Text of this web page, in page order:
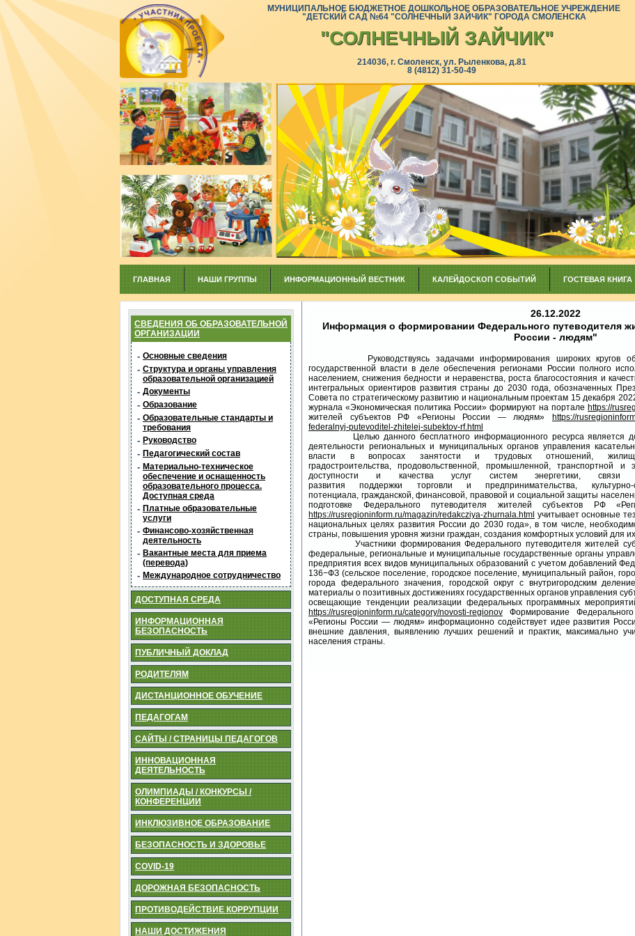
214036, г. Смоленск, ул. Рыленкова, д.81
8 (4812) 31-50-49
"СОЛНЕЧНЫЙ ЗАЙЧИК"
МУНИЦИПАЛЬНОЕ БЮДЖЕТНОЕ ДОШКОЛЬНОЕ ОБРАЗОВАТЕЛЬНОЕ УЧРЕЖДЕНИЕ
"ДЕТСКИЙ САД №64 "СОЛНЕЧНЫЙ ЗАЙЧИК" ГОРОДА СМОЛЕНСКА
ГЛАВНАЯ НАШИ ГРУППЫ ИНФОРМАЦИОННЫЙ ВЕСТНИК КАЛЕЙДОСКОП СОБЫТИЙ ГОСТЕВАЯ КНИГА
СВЕДЕНИЯ ОБ ОБРАЗОВАТЕЛЬНОЙ
ОРГАНИЗАЦИИ
- Основные сведения
- Структура и органы управления
образовательной организацией
- Документы
- Образование
- Образовательные стандарты и
требования
- Руководство
- Педагогический состав
- Материально-техническое
обеспечение и оснащенность
образовательного процесса.
Доступная среда
- Платные образовательные
услуги
- Финансово-хозяйственная
деятельность
- Вакантные места для приема
(перевода)
- Международное сотрудничество
ДОСТУПНАЯ СРЕДА
ИНФОРМАЦИОННАЯ
БЕЗОПАСНОСТЬ
ПУБЛИЧНЫЙ ДОКЛАД
РОДИТЕЛЯМ
ДИСТАНЦИОННОЕ ОБУЧЕНИЕ
ПЕДАГОГАМ
САЙТЫ / СТРАНИЦЫ ПЕДАГОГОВ
ИННОВАЦИОННАЯ
ДЕЯТЕЛЬНОСТЬ
ОЛИМПИАДЫ / КОНКУРСЫ /
КОНФЕРЕНЦИИ
ИНКЛЮЗИВНОЕ ОБРАЗОВАНИЕ
БЕЗОПАСНОСТЬ И ЗДОРОВЬЕ
COVID-19
ДОРОЖНАЯ БЕЗОПАСНОСТЬ
ПРОТИВОДЕЙСТВИЕ КОРРУПЦИИ
НАШИ ДОСТИЖЕНИЯ
26.12.2022
Информация о формировании Федерального путеводителя
России - людям"
Руководствуясь задачами информирования широких кругов
государственной власти в деле обеспечения регионами России полного
населением, снижения бедности и неравенства, роста благосостояния и
интегральных ориентиров развития страны до 2030 года, обозначенных
Совета по стратегическому развитию и национальным проектам 15 декабря
журнала «Экономическая политика России» формируют на портале https://
жителей субъектов РФ «Регионы России — людям» https://
federalnyj-putevoditel-zhitelej-subektov-rf.html
Целью данного бесплатного информационного ресурса является
деятельности региональных и муниципальных органов управления
власти в вопросах занятости и трудовых отношений,
градостроительства, продовольственной, промышленной, транспортной и
доступности и качества услуг систем энергетики,
развития поддержки торговли и предпринимательства, культурно-
потенциала, гражданской, финансовой, правовой и социальной защиты
подготовке Федерального путеводителя жителей субъектов РФ
https://rusregioninform.ru/magazin/redakcziya-zhurnala.html учитывает основные
национальных целях развития России до 2030 года», в том числе,
страны, повышения уровня жизни граждан, создания комфортных условий для
Участники формирования Федерального путеводителя жителей
федеральные, региональные и муниципальные государственные органы
предприятия всех видов муниципальных образований с учетом добавлений
136−ФЗ (сельское поселение, городское поселение, муниципальный район,
города федерального значения, городской округ с внутригородским
материалы о позитивных достижениях государственных органов управления
освещающие тенденции реализации федеральных программных
https://rusregioninform.ru/category/novosti-regionov Формирование
«Регионы России — людям» информационно содействует идее развития
внешние давления, выявлению лучших решений и практик, максимально
населения страны.